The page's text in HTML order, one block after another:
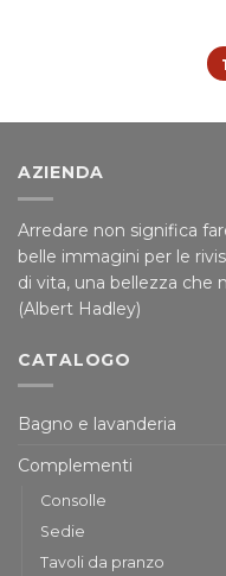
1
AZIENDA
Arredare non significa
belle immagini per le
di vita, una bellezza che
(Albert Hadley)
CATALOGO
Bagno e lavanderia
Complementi
Consolle
Sedie
Tavoli da pranzo